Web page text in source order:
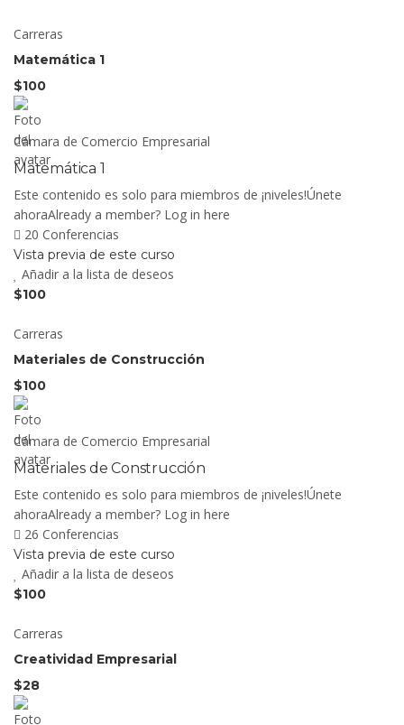
Carreras
Matemática 1
$100
Cámara de Comercio Empresarial
Matemática 1
Este contenido es solo para miembros de ¡niveles!Únete
ahoraAlready a member? Log in here
20 Conferencias
Vista previa de este curso
Añadir a la lista de deseos
$100
Carreras
Materiales de Construcción
$100
Cámara de Comercio Empresarial
Materiales de Construcción
Este contenido es solo para miembros de ¡niveles!Únete
ahoraAlready a member? Log in here
26 Conferencias
Vista previa de este curso
Añadir a la lista de deseos
$100
Carreras
Creatividad Empresarial
$28